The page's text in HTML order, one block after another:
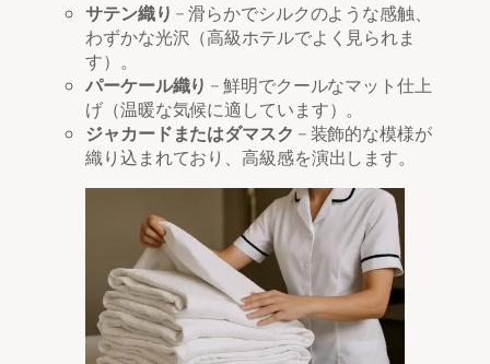
サテン織り – 滑らかでシルクのような感触、
わずかな光沢（高級ホテルでよく見られま
す）。
パーケール織り – 鮮明でクールなマット仕上
げ（温暖な気候に適しています）。
ジャカードまたはダマスク – 装飾的な模様が
織り込まれており、高級感を演出します。